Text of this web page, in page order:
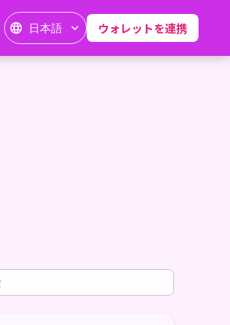
日本語 ウォレットを連携